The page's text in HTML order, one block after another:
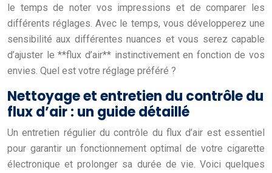
le temps de noter vos impressions et de comparer les
différents réglages. Avec le temps, vous développerez une
sensibilité aux différentes nuances et vous serez capable
d’ajuster le **flux d’air** instinctivement en fonction de vos
envies. Quel est votre réglage préféré ?
Nettoyage et entretien du contrôle du
flux d’air : un guide détaillé
Un entretien régulier du contrôle du flux d’air est essentiel
pour garantir un fonctionnement optimal de votre cigarette
électronique et prolonger sa durée de vie. Voici quelques